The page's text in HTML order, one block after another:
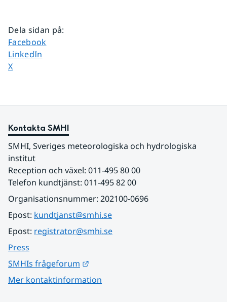
Dela sidan på:
Dela sidan på
Facebook
Dela sidan på
LinkedIn
Dela sidan på
X
Kontakta SMHI
SMHI, Sveriges meteorologiska och hydrologiska
institut
Reception och växel: 011-495 80 00
Telefon kundtjänst: 011-495 82 00
Organisationsnummer: 202100-0696
Epost: kundtjanst@smhi.se
Epost: registrator@smhi.se
Press
SMHIs frågeforum
Mer kontaktinformation